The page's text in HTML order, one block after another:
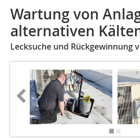
Wartung von
alternativen
Lecksuche und Rückgewinnung